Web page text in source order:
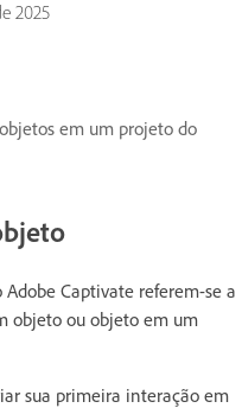
2025
em um projeto do
Captivate referem-se a
objeto ou objeto em um
sua primeira interação em